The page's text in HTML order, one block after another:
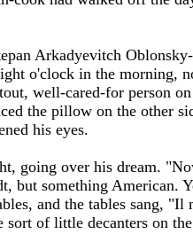
Arkadyevitch
o'clock in the morning,
well-cared-for person
the pillow on the other
his eyes.
going over his dream.
but something American.
and the tables sang,
sort of little decanters on